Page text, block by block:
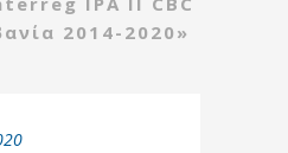
2014-2020»